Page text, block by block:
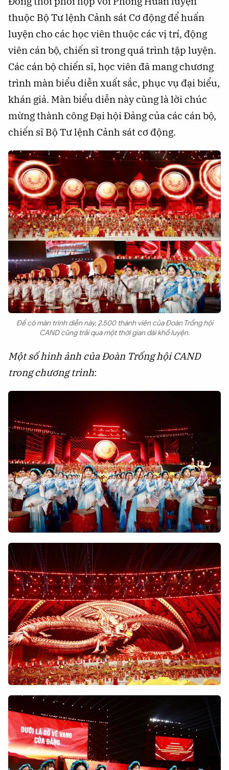
thuộc Bộ Tư lệnh Cảnh sát Cơ động để huấn
luyện cho các học viên thuộc các vị trí, động
viên cán bộ, chiến sĩ trong quá trình tập luyện.
Các cán bộ chiến sĩ, học viên đã mang chương
trình màn biểu diễn xuất sắc, phục vụ đại biểu,
khán giả. Màn biểu diễn này cũng là lời chúc
mừng thành công Đại hội Đảng của các cán bộ,
chiến sĩ Bộ Tư lệnh Cảnh sát cơ động.
Để có màn trình diễn này, 2.500 thành viên của Đoàn Trống hội
CAND cũng trải qua một thời gian dài khổ luyện.
Một số hình ảnh của Đoàn Trống hội CAND
trong chương trình: